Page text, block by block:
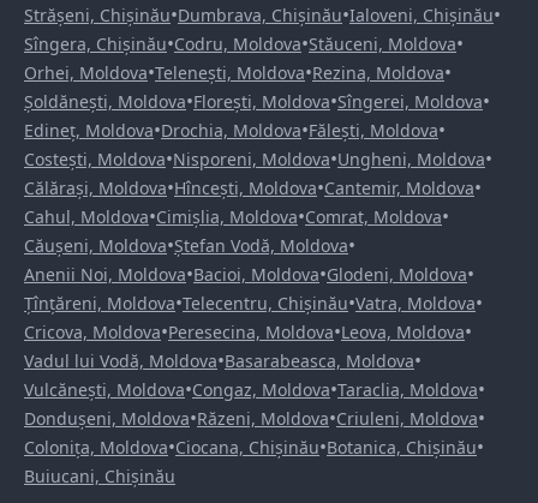
Strășeni, Chișinău•Dumbrava, Chișinău•Ialoveni, Chișinău•
Sîngera, Chișinău•Codru, Moldova•Stăuceni, Moldova•
Orhei, Moldova•Telenești, Moldova•Rezina, Moldova•
Șoldănești, Moldova•Florești, Moldova•Sîngerei, Moldova•
Edineț, Moldova•Drochia, Moldova•Fălești, Moldova•
Costești, Moldova•Nisporeni, Moldova•Ungheni, Moldova•
Călărași, Moldova•Hîncești, Moldova•Cantemir, Moldova•
Cahul, Moldova•Cimișlia, Moldova•Comrat, Moldova•
Căușeni, Moldova•Ștefan Vodă, Moldova•
Anenii Noi, Moldova•Bacioi, Moldova•Glodeni, Moldova•
Țînțăreni, Moldova•Telecentru, Chișinău•Vatra, Moldova•
Cricova, Moldova•Peresecina, Moldova•Leova, Moldova•
Vadul lui Vodă, Moldova•Basarabeasca, Moldova•
Vulcănești, Moldova•Congaz, Moldova•Taraclia, Moldova•
Dondușeni, Moldova•Răzeni, Moldova•Criuleni, Moldova•
Colonița, Moldova•Ciocana, Chișinău•Botanica, Chișinău•
Buiucani, Chișinău